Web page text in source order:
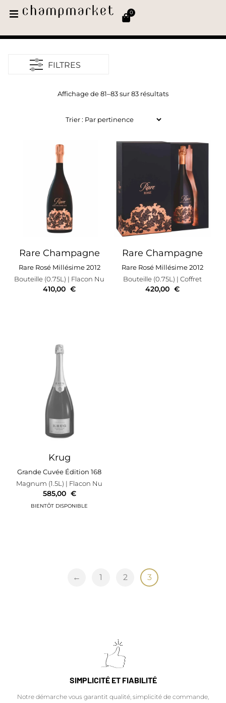
0
FILTRES
Affichage de 81–83 sur 83 résultats
Rare Champagne
Rare Rosé Millésime 2012
Bouteille (0.75L) | Flacon Nu
410,00 €
Rare Champagne
Rare Rosé Millésime 2012
Bouteille (0.75L) | Coffret
420,00 €
Krug
Grande Cuvée Édition 168
Magnum (1.5L) | Flacon Nu
585,00 €
← 1 2 3
SIMPLICITÉ ET FIABILITÉ
Notre démarche vous garantit qualité, simplicité de commande,